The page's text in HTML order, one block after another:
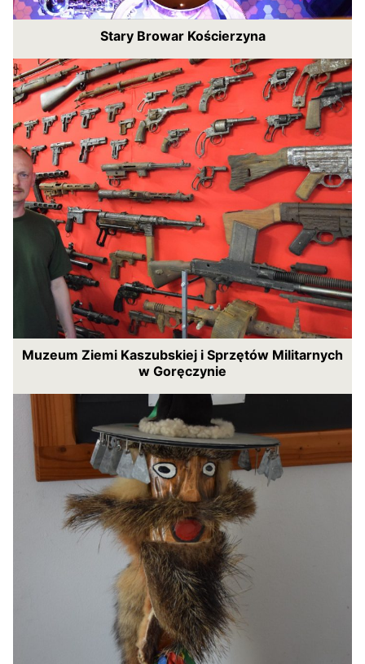
Stary Browar Kościerzyna
Muzeum Ziemi Kaszubskiej i Sprzętów Militarnych
w Goręczynie